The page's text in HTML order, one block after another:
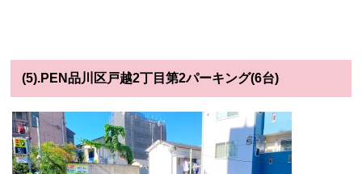
(5).PEN品川区戸越2丁目第2パーキング(6台)